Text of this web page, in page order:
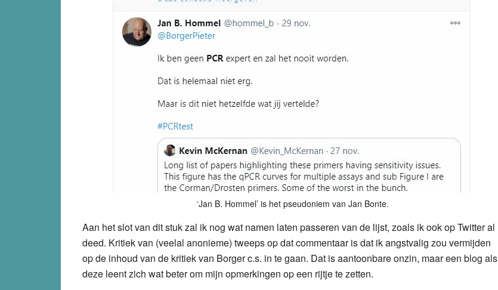
‘Jan B. Hommel’ is het pseudoniem van Jan Bonte.
Aan het slot van dit stuk zal ik nog wat namen laten passeren van de lijst, zoals ik ook op Twitter al
deed. Kritiek van (veelal anonieme) tweeps op dat commentaar is dat ik angstvalig zou vermijden
op de inhoud van de kritiek van Borger c.s. in te gaan. Dat is aantoonbare onzin, maar een blog als
deze leent zich wat beter om mijn opmerkingen op een rijtje te zetten.